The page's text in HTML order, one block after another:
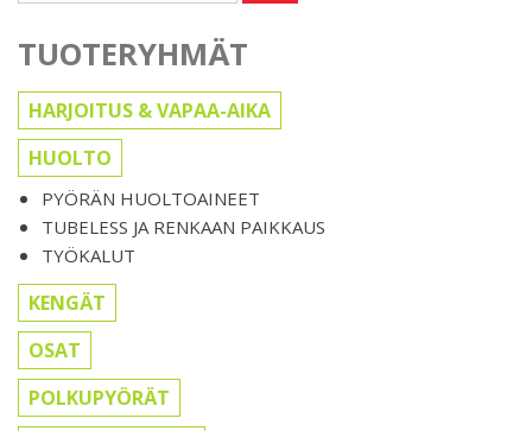
TUOTERYHMÄT
HARJOITUS & VAPAA-AIKA
HUOLTO
PYÖRÄN HUOLTOAINEET
TUBELESS JA RENKAAN PAIKKAUS
TYÖKALUT
KENGÄT
OSAT
POLKUPYÖRÄT